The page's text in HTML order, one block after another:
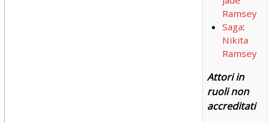
Ramsey
Saga:
Nikita
Ramsey
Attori in
ruoli non
accreditati